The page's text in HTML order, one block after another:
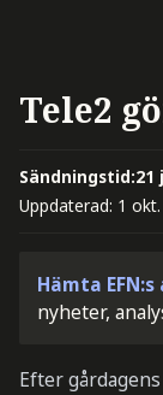
Tele2
Sändningstid:21
Uppdaterad: 1
Hämta
nyheter,
Efter